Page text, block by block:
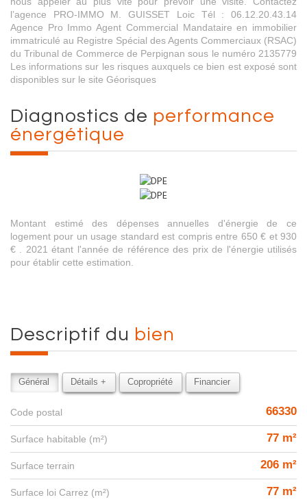
l’agence PRO-IMMO M. GUISSET Loic Tél : 06.12.20.43.14
Agence Pro Immo Agent Commercial Mandataire en immobilier
immatriculé au Registre Spécial des Agents Commerciaux (RSAC)
du Tribunal de Commerce de Perpignan sous le numéro 2135779
Les informations sur les risques auxquels ce bien est exposé sont
disponibles sur le site Géorisques
diagnostics de performance
énergétique
Montant estimé des dépenses annuelles d'énergie de ce
logement pour un usage standard est compris entre 650 € et 930
€ . 2021 étant l'année de référence des prix de l'énergie utilisés
pour établir cette estimation.
descriptif du bien
Général Détails + Copropriété Financier
Code postal 66330
Surface habitable (m²) 77 m²
surface terrain 206 m²
Surface loi Carrez (m²) 77 m²